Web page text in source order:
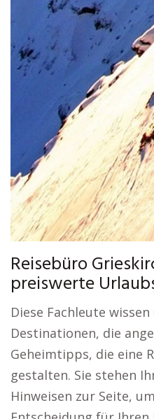
Reisebüro
preiswerte
Diese Fachleute
Destinationen, die
Geheimtipps, die eine
gestalten. Sie stehen
Hinweisen zur Seite,